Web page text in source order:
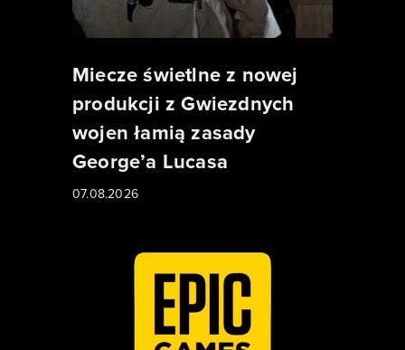
Miecze świetlne z nowej
produkcji z Gwiezdnych
wojen łamią zasady
George’a Lucasa
07.08.2026